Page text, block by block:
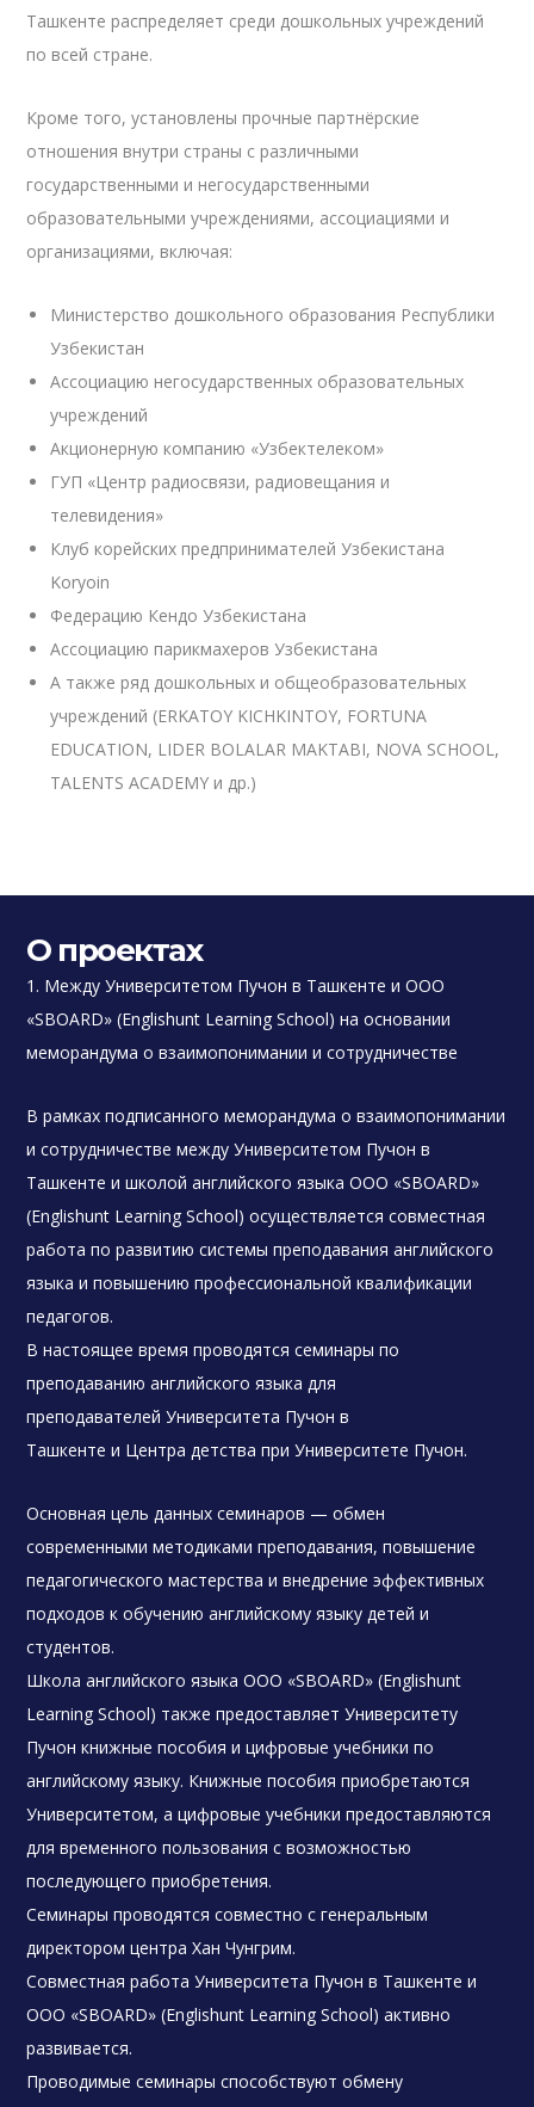
Ташкенте распределяет среди дошкольных учреждений
по всей стране.
Кроме того, установлены прочные партнёрские
отношения внутри страны с различными
государственными и негосударственными
образовательными учреждениями, ассоциациями и
организациями, включая:
Министерство дошкольного образования Республики
Узбекистан
Ассоциацию негосударственных образовательных
учреждений
Акционерную компанию «Узбектелеком»
ГУП «Центр радиосвязи, радиовещания и
телевидения»
Клуб корейских предпринимателей Узбекистана
Koryoin
Федерацию Кендо Узбекистана
Ассоциацию парикмахеров Узбекистана
А также ряд дошкольных и общеобразовательных
учреждений (ERKATOY KICHKINTOY, FORTUNA
EDUCATION, LIDER BOLALAR MAKTABI, NOVA SCHOOL,
TALENTS ACADEMY и др.)
О проектах
1. Между Университетом Пучон в Ташкенте и ООО
«SBOARD» (Englishunt Learning School) на основании
меморандума о взаимопонимании и сотрудничестве
В рамках подписанного меморандума о взаимопонимании
и сотрудничестве между Университетом Пучон в
Ташкенте и школой английского языка ООО «SBOARD»
(Englishunt Learning School) осуществляется совместная
работа по развитию системы преподавания английского
языка и повышению профессиональной квалификации
педагогов.
В настоящее время проводятся семинары по
преподаванию английского языка для
преподавателей Университета Пучон в
Ташкенте и Центра детства при Университете Пучон.
Основная цель данных семинаров — обмен
современными методиками преподавания, повышение
педагогического мастерства и внедрение эффективных
подходов к обучению английскому языку детей и
студентов.
Школа английского языка ООО «SBOARD» (Englishunt
Learning School) также предоставляет Университету
Пучон книжные пособия и цифровые учебники по
английскому языку. Книжные пособия приобретаются
Университетом, а цифровые учебники предоставляются
для временного пользования с возможностью
последующего приобретения.
Семинары проводятся совместно с генеральным
директором центра Хан Чунгрим.
Совместная работа Университета Пучон в Ташкенте и
ООО «SBOARD» (Englishunt Learning School) активно
развивается.
Проводимые семинары способствуют обмену